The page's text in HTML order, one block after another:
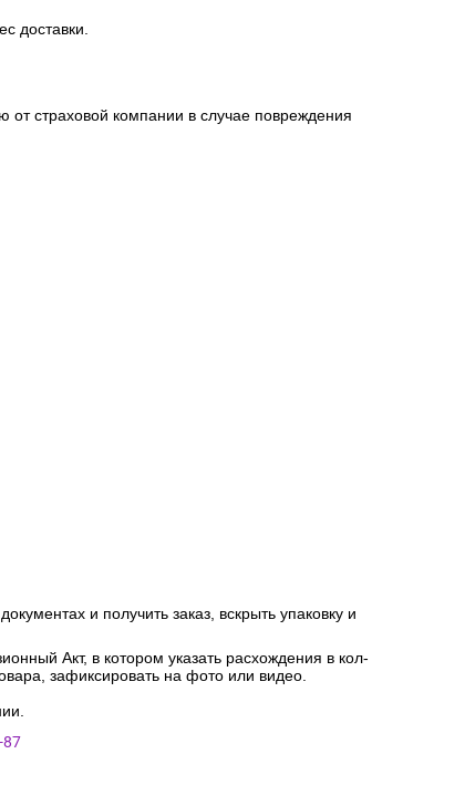
доставки.
страховой компании в случае повреждения
и получить заказ, вскрыть упаковку и
Акт, в котором указать расхождения в кол-
зафиксировать на фото или видео.
87